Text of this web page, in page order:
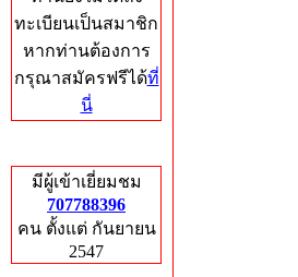
ทะเบียนเป็นสมาชิก
หากท่านต้องการ
กรุณาสมัครฟรีได้ที่
นี่
มีผู้เข้าเยี่ยมชม
707788396
คน ตั้งแต่ กันยายน
2547